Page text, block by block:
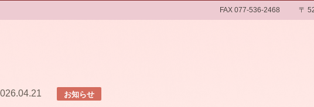
FAX 077-536-2468 〒
お知らせ